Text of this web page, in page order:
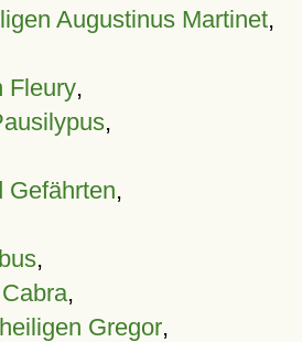
Augustinus Martinet,
Fleury,
,
Gefährten,
,
,
Gregor,